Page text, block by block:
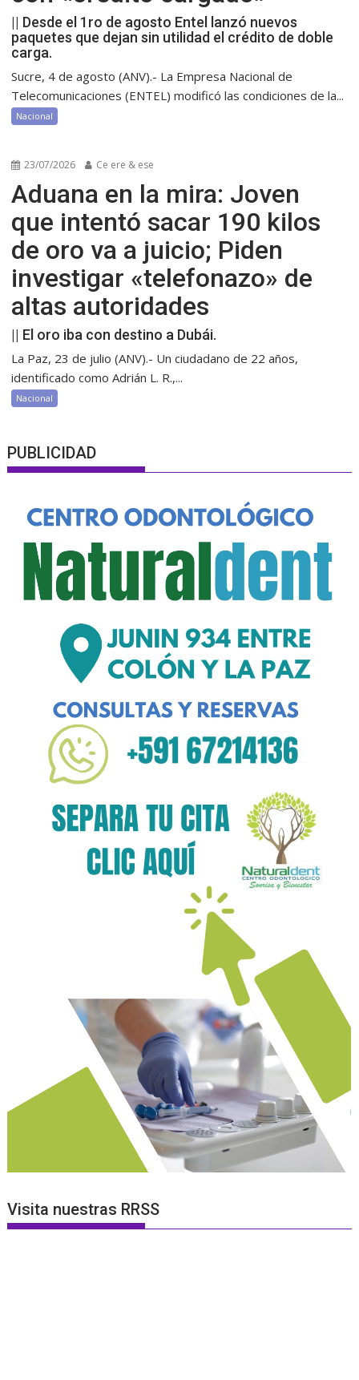
|| Desde el 1ro de agosto Entel lanzó nuevos
paquetes que dejan sin utilidad el crédito de doble
carga.
Sucre, 4 de agosto (ANV).- La Empresa Nacional de
Telecomunicaciones (ENTEL) modificó las condiciones de la...
Nacional
23/07/2026 Ce ere & ese
Aduana en la mira: Joven
que intentó sacar 190 kilos
de oro va a juicio; Piden
investigar «telefonazo» de
altas autoridades
|| El oro iba con destino a Dubái.
La Paz, 23 de julio (ANV).- Un ciudadano de 22 años,
identificado como Adrián L. R.,...
Nacional
PUBLICIDAD
Visita nuestras RRSS